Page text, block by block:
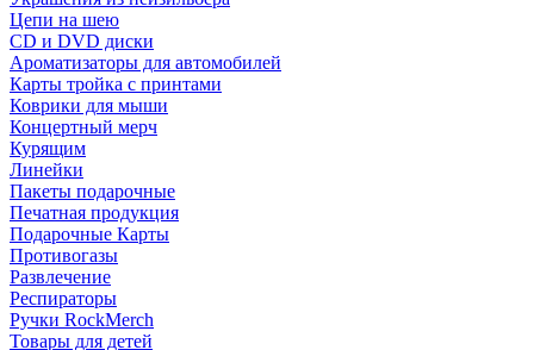
Цепи на шею
CD и DVD диски
Ароматизаторы для автомобилей
Карты тройка с принтами
Коврики для мыши
Концертный мерч
Курящим
Линейки
Пакеты подарочные
Печатная продукция
Подарочные Карты
Противогазы
Развлечение
Респираторы
Ручки RockMerch
Товары для детей